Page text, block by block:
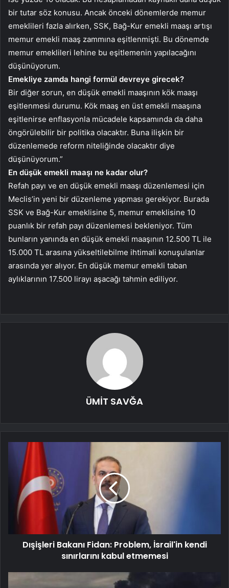
bir tutar söz konusu. Ancak önceki dönemlerde memur
emeklileri fazla alırken, SSK, Bağ-Kur emekli maaşı artışı
memur emekli maaş zammına eşitlenmişti. Bu dönemde
memur emeklileri lehine bu eşitlemenin yapılacağını
düşünüyorum.
Emekliye zamda hangi formül devreye girecek?
Bir diğer sorun, en düşük emekli maaşının kök maaşı
eşitlenmesi durumu. Kök maaş en üst emekli maaşına
eşitlenirse enflasyonla mücadele kapsamında da daha
öngörülebilir bir politika olacaktır. Buna ilişkin bir
düzenlemede reform niteliğinde olacaktır diye
düşünüyorum.”
En düşük emekli maaşı ne kadar olur?
Refah payı ve en düşük emekli maaşı düzenlemesi için
Meclis’in yeni bir düzenleme yapması gerekiyor. Burada
SSK ve Bağ-Kur emeklisine 5, memur emeklisine 10
puanlık bir refah payı düzenlemesi bekleniyor. Tüm
bunların yanında en düşük emekli maaşının 12.500 TL ile
15.000 TL arasına yükseltilebilme ihtimali konuşulanlar
arasında yer alıyor. En düşük memur emekli taban
aylıklarının 17.500 lirayı aşacağı tahmin ediliyor.
ÜMİT SAVĞA
Dışişleri Bakanı Fidan: Problem, İsrail'in kendi
sınırlarını kabul etmemesi